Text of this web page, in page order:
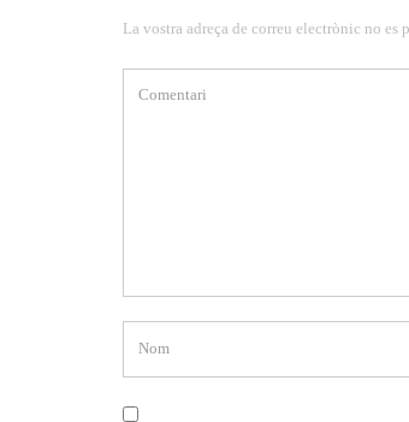
La vostra adreça de correu electrònic no